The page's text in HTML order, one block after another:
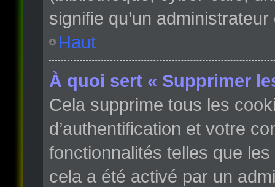
signifie qu’un
Haut
À quoi sert « Supprimer
Cela supprime tous les
d’authentification et votre
fonctionnalités telles que
cela a été activé par un